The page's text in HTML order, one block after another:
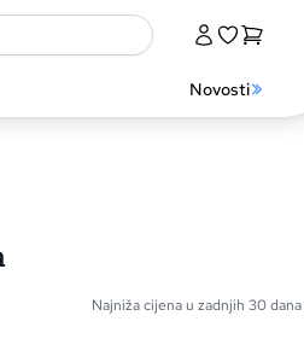
Novosti
Najniža cijena u zadnjih 30 dana